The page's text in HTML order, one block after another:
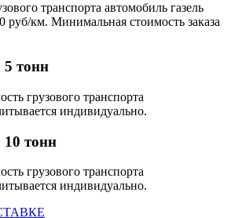
транспорта автомобиль газель
руб/км. Минимальная стоимость заказа
тонн
грузового транспорта
индивидуально.
тонн
грузового транспорта
индивидуально.